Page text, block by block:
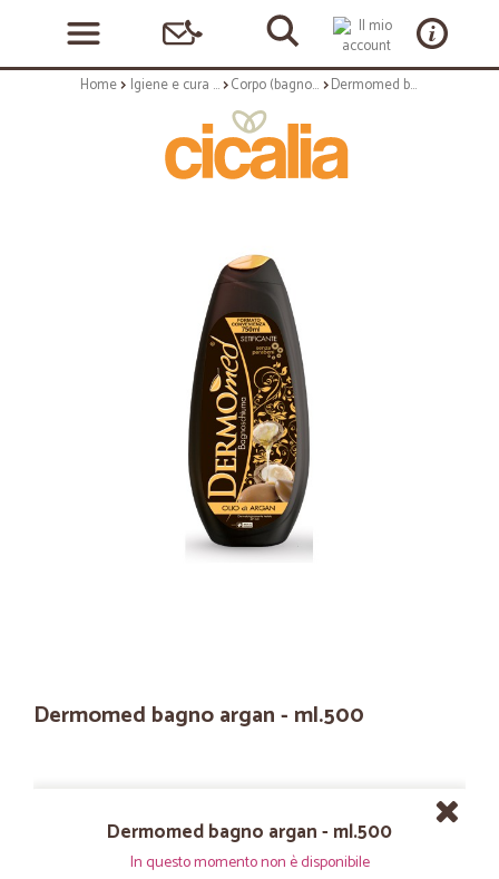
Home Igiene e cura personale Corpo (bagnoschiuma, crema corpo) Dermomed bagno argan - ml.500
Dermomed bagno argan - ml.500
Dermomed bagno argan - ml.500
In questo momento non è disponibile